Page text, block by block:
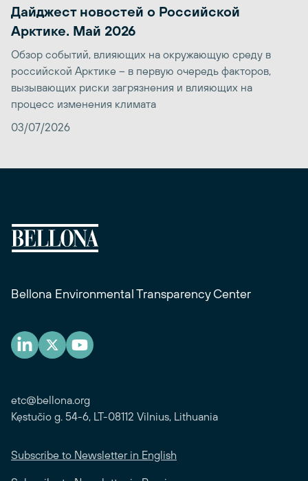
Дайджест новостей о Российской
Арктике. Май 2026
Обзор событий, влияющих на окружающую среду в
российской Арктике – в первую очередь факторов,
вызывающих риски загрязнения и влияющих на
процесс изменения климата
03/07/2026
Bellona Environmental Transparency Center
etc@bellona.org
Kęstučio g. 54-6, LT-08112 Vilnius, Lithuania
Subscribe to Newsletter in English